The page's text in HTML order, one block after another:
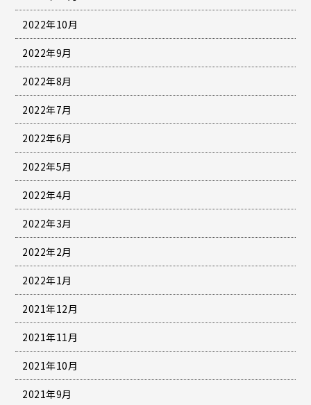
2022年10月
2022年9月
2022年8月
2022年7月
2022年6月
2022年5月
2022年4月
2022年3月
2022年2月
2022年1月
2021年12月
2021年11月
2021年10月
2021年9月